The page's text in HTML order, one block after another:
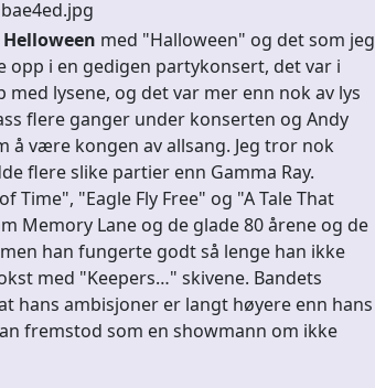
Helloween med "Halloween" og det som jeg
i en gedigen partykonsert, det var i
lysene, og det var mer enn nok av lys
flere ganger under konserten og Andy
å være kongen av allsang. Jeg tror nok
flere slike partier enn Gamma Ray.
"Eagle Fly Free" og "A Tale That
Memory Lane og de glade 80 årene og de
han fungerte godt så lenge han ikke
med "Keepers…" skivene. Bandets
hans ambisjoner er langt høyere enn hans
fremstod som en showmann om ikke